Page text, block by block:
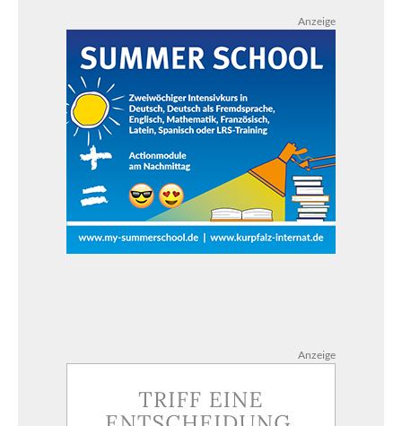
Anzeige
Anzeige